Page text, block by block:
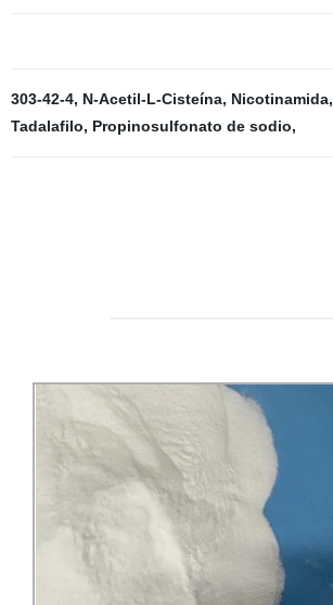
303-42-4, N-Acetil-L-Cisteína, Nicotinamida,
Tadalafilo, Propinosulfonato de sodio,